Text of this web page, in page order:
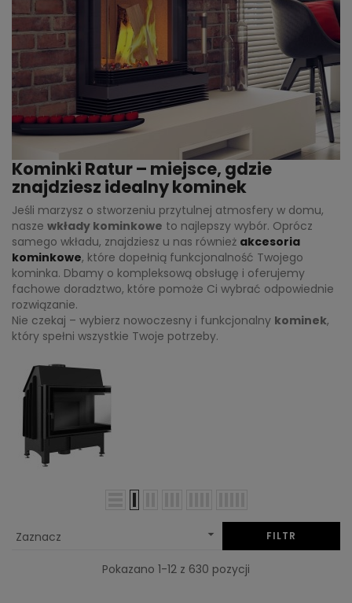
Kominki Ratur – miejsce, gdzie
znajdziesz idealny kominek
Jeśli marzysz o stworzeniu przytulnej atmosfery w domu,
nasze wkłady kominkowe to najlepszy wybór. Oprócz
samego wkładu, znajdziesz u nas również akcesoria
kominkowe, które dopełnią funkcjonalność Twojego
kominka. Dbamy o kompleksową obsługę i oferujemy
fachowe doradztwo, które pomoże Ci wybrać odpowiednie
rozwiązanie.
Nie czekaj – wybierz nowoczesny i funkcjonalny kominek,
który spełni wszystkie Twoje potrzeby.
Zaznacz  FILTR
Pokazano 1-12 z 630 pozycji